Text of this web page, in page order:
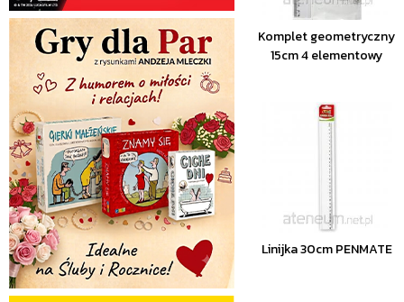
Komplet geometryczny
15cm 4 elementowy
Linijka 30cm PENMATE